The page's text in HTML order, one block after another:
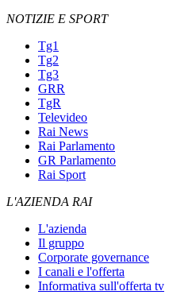
NOTIZIE E SPORT
Tg1
Tg2
Tg3
GRR
TgR
Televideo
Rai News
Rai Parlamento
GR Parlamento
Rai Sport
L'AZIENDA RAI
L'azienda
Il gruppo
Corporate governance
I canali e l'offerta
Informativa sull'offerta tv